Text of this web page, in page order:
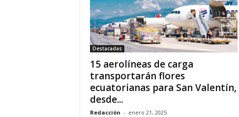
Destacadas
15 aerolíneas de carga
transportarán flores
ecuatorianas para San Valentín,
desde...
Redacción - enero 21, 2025